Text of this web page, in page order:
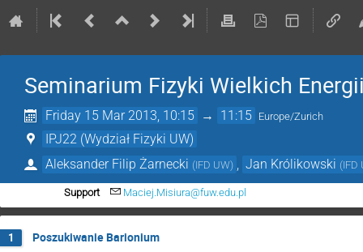
Seminarium Fizyki Wielkich
Friday 15 Mar 2013, 10:15 → 11:15 Europe/Zurich
IPJ22 (Wydział Fizyki UW)
Aleksander Filip Żarnecki (IFD UW) Jan Królikowski (IFD
Support Maciej.Misiura@fuw.edu.pl
1 Poszukiwanie Barionium